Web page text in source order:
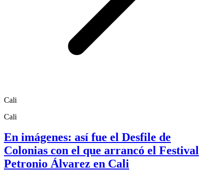
Cali
Cali
En imágenes: así fue el Desfile de
Colonias con el que arrancó el Festival
Petronio Álvarez en Cali